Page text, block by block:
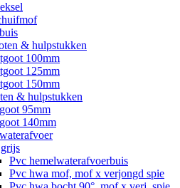
& hulpstukken
100mm
125mm
150mm
& hulpstukken
95mm
140mm
Pvc hemelwaterafvoerbuis
Pvc hwa mof, mof x verjongd spie